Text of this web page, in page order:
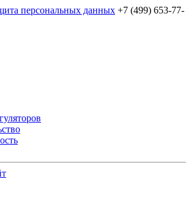
персональных данных +7 (499) 653-77-